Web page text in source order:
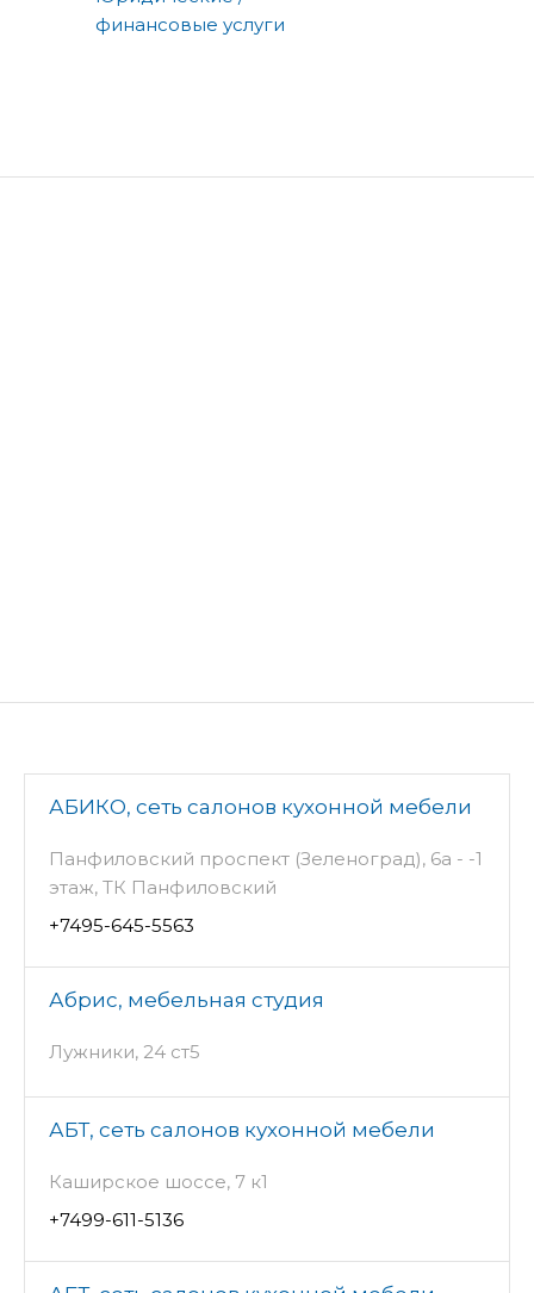
финансовые услуги
АБИКО, сеть салонов кухонной мебели
Панфиловский проспект (Зеленоград), 6а - -1
этаж, ТК Панфиловский
+7495-645-5563
Абрис, мебельная студия
Лужники, 24 ст5
АБТ, сеть салонов кухонной мебели
Каширское шоссе, 7 к1
+7499-611-5136